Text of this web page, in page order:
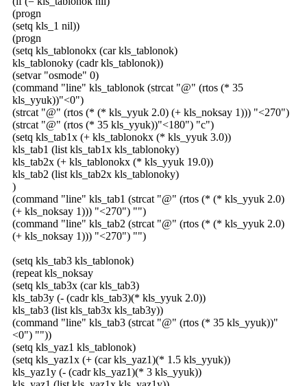
(progn
(setq kls_1 nil))
(progn
(setq kls_tablonokx (car kls_tablonok)
kls_tablonoky (cadr kls_tablonok))
(setvar "osmode" 0)
(command "line" kls_tablonok (strcat "@" (rtos (* 35
kls_yyuk))"<0")
(strcat "@" (rtos (* (* kls_yyuk 2.0) (+ kls_noksay 1))) "<270")
(strcat "@" (rtos (* 35 kls_yyuk))"<180") "c")
(setq kls_tab1x (+ kls_tablonokx (* kls_yyuk 3.0))
kls_tab1 (list kls_tab1x kls_tablonoky)
kls_tab2x (+ kls_tablonokx (* kls_yyuk 19.0))
kls_tab2 (list kls_tab2x kls_tablonoky)
)
(command "line" kls_tab1 (strcat "@" (rtos (* (* kls_yyuk 2.0)
(+ kls_noksay 1))) "<270") "")
(command "line" kls_tab2 (strcat "@" (rtos (* (* kls_yyuk 2.0)
(+ kls_noksay 1))) "<270") "")
(setq kls_tab3 kls_tablonok)
(repeat kls_noksay
(setq kls_tab3x (car kls_tab3)
kls_tab3y (- (cadr kls_tab3)(* kls_yyuk 2.0))
kls_tab3 (list kls_tab3x kls_tab3y))
(command "line" kls_tab3 (strcat "@" (rtos (* 35 kls_yyuk))"
<0") ""))
(setq kls_yaz1 kls_tablonok)
(setq kls_yaz1x (+ (car kls_yaz1)(* 1.5 kls_yyuk))
kls_yaz1y (- (cadr kls_yaz1)(* 3 kls_yyuk))